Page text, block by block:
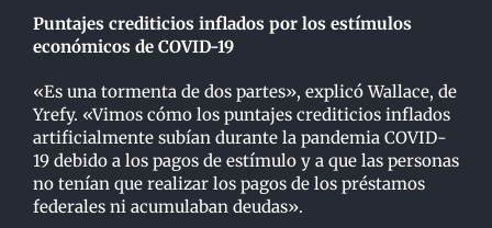
Puntajes crediticios inflados por los estímulos
económicos de COVID-19
«Es una tormenta de dos partes», explicó Wallace, de
Yrefy. «Vimos cómo los puntajes crediticios inflados
artificialmente subían durante la pandemia COVID-
19 debido a los pagos de estímulo y a que las personas
no tenían que realizar los pagos de los préstamos
federales ni acumulaban deudas».